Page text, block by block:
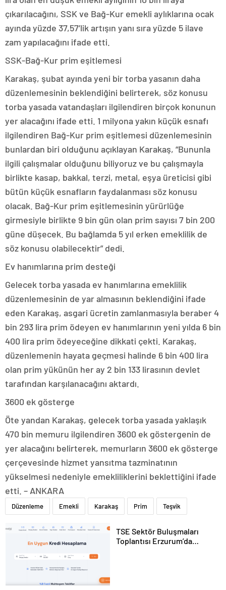
çıkarılacağını, SSK ve Bağ-Kur emekli aylıklarına ocak
ayında yüzde 37,57’lik artışın yanı sıra yüzde 5 ilave
zam yapılacağını ifade etti.
SSK-Bağ-Kur prim eşitlemesi
Karakaş, şubat ayında yeni bir torba yasanın daha
düzenlemesinin beklendiğini belirterek, söz konusu
torba yasada vatandaşları ilgilendiren birçok konunun
yer alacağını ifade etti. 1 milyona yakın küçük esnafı
ilgilendiren Bağ-Kur prim eşitlemesi düzenlemesinin
bunlardan biri olduğunu açıklayan Karakaş, “Bununla
ilgili çalışmalar olduğunu biliyoruz ve bu çalışmayla
birlikte kasap, bakkal, terzi, metal, eşya üreticisi gibi
bütün küçük esnafların faydalanması söz konusu
olacak. Bağ-Kur prim eşitlemesinin yürürlüğe
girmesiyle birlikte 9 bin gün olan prim sayısı 7 bin 200
güne düşecek. Bu bağlamda 5 yıl erken emeklilik de
söz konusu olabilecektir” dedi.
Ev hanımlarına prim desteği
Gelecek torba yasada ev hanımlarına emeklilik
düzenlemesinin de yar almasının beklendiğini ifade
eden Karakaş, asgari ücretin zamlanmasıyla beraber 4
bin 293 lira prim ödeyen ev hanımlarının yeni yılda 6 bin
400 lira prim ödeyeceğine dikkati çekti. Karakaş,
düzenlemenin hayata geçmesi halinde 6 bin 400 lira
olan prim yükünün her ay 2 bin 133 lirasının devlet
tarafından karşılanacağını aktardı.
3600 ek gösterge
Öte yandan Karakaş, gelecek torba yasada yaklaşık
470 bin memuru ilgilendiren 3600 ek göstergenin de
yer alacağını belirterek, memurların 3600 ek gösterge
çerçevesinde hizmet yansıtma tazminatının
yükselmesi nedeniyle emekliliklerini beklettiğini ifade
etti. – ANKARA
Düzenleme Emekli Karakaş Prim Teşvik
TSE Sektör Buluşmaları
Toplantısı Erzurum’da